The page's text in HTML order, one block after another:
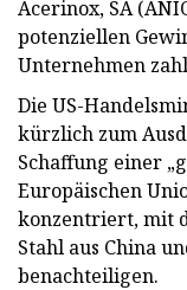
Acerinox, SA
potenziellen
Unternehmen
Die US-
kürzlich zum
Schaffung einer
Europäischen
konzentriert, mit
Stahl aus China
benachteiligen.